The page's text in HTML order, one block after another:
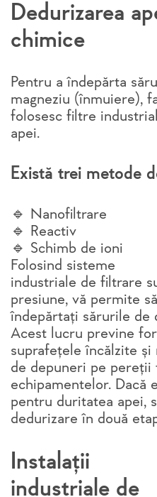
Dedurizarea
chimice
Pentru a îndepărta
magneziu (înmuiere),
folosesc filtre
apei.
Există trei metode
🔹 Nanofiltrare
🔹 Reactiv
🔹 Schimb de ioni
Folosind sisteme
industriale de filtrare
presiune, vă permite să
îndepărtați sărurile de
Acest lucru previne
suprafețele încălzite
de depuneri pe pereții
echipamentelor. Dacă
pentru duritatea apei,
dedurizare în două
Instalații
industriale de